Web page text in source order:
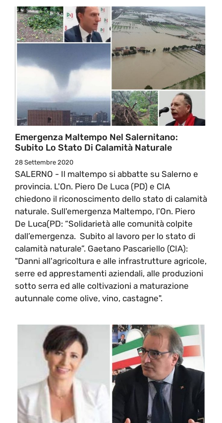
Emergenza Maltempo Nel Salernitano:
Subito Lo Stato Di Calamità Naturale
28 Settembre 2020
SALERNO - Il maltempo si abbatte su Salerno e
provincia. L'On. Piero De Luca (PD) e CIA
chiedono il riconoscimento dello stato di calamità
naturale. Sull'emergenza Maltempo, l'On. Piero
De Luca(PD: “Solidarietà alle comunità colpite
dall’emergenza. Subito al lavoro per lo stato di
calamità naturale”. Gaetano Pascariello (CIA):
"Danni all'agricoltura e alle infrastrutture agricole,
serre ed apprestamenti aziendali, alle produzioni
sotto serra ed alle coltivazioni a maturazione
autunnale come olive, vino, castagne".